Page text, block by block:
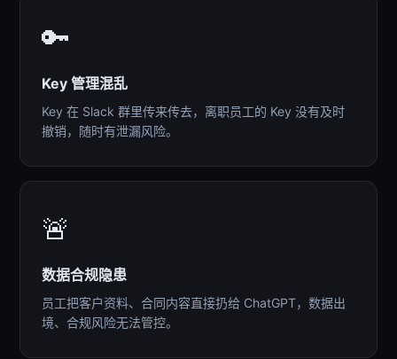
🔑
Key 管理混乱
Key 在 Slack 群里传来传去，离职员工的 Key 没有及时
撤销，随时有泄漏风险。
🚨
数据合规隐患
员工把客户资料、合同内容直接扔给 ChatGPT，数据出
境、合规风险无法管控。